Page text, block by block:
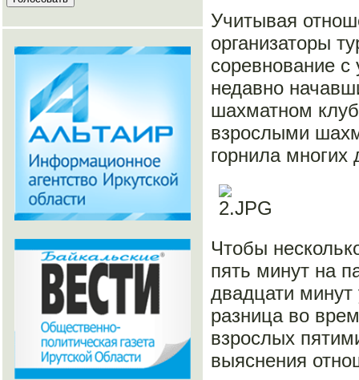
Учитывая
организаторы
соревнование
недавно
шахматном
взрослыми
горнила многих
Чтобы
пять минут на
двадцати
разница во
взрослых
выяснения